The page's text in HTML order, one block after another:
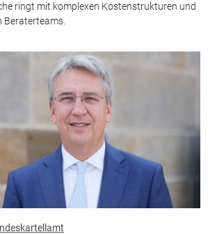
ringt mit komplexen Kostenstrukturen und
Beraterteams.